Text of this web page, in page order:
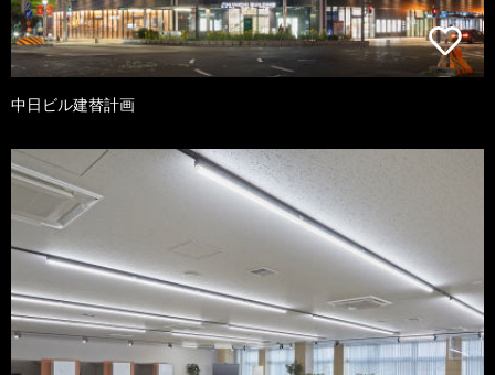
中日ビル建替計画